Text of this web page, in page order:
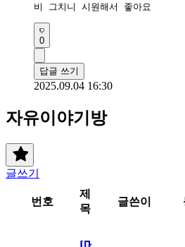
비 그치니 시원해서 좋아요
0
답글 쓰기
2025.09.04 16:30
자유이야기방
글쓰기
번호
제
목
글쓴이